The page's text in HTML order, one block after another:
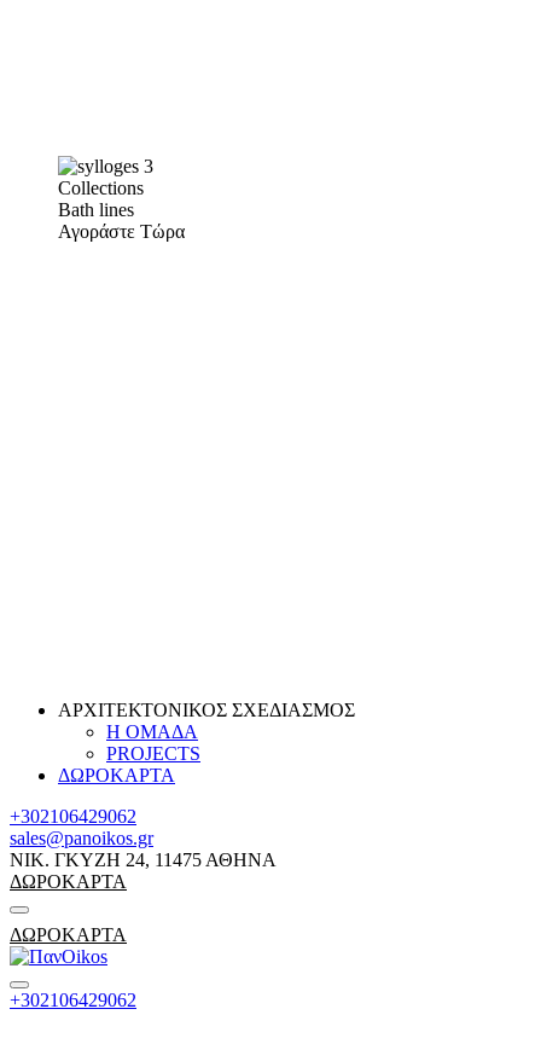
Collections
Bath lines
Αγοράστε Τώρα
ΑΡΧΙΤΕΚΤΟΝΙΚΟΣ ΣΧΕΔΙΑΣΜΟΣ
Η ΟΜΑΔΑ
PROJECTS
ΔΩΡΟΚΑΡΤΑ
+302106429062
sales@panoikos.gr
ΝΙΚ. ΓΚΥΖΗ 24, 11475 ΑΘΗΝΑ
ΔΩΡΟΚΑΡΤΑ
ΔΩΡΟΚΑΡΤΑ
+302106429062